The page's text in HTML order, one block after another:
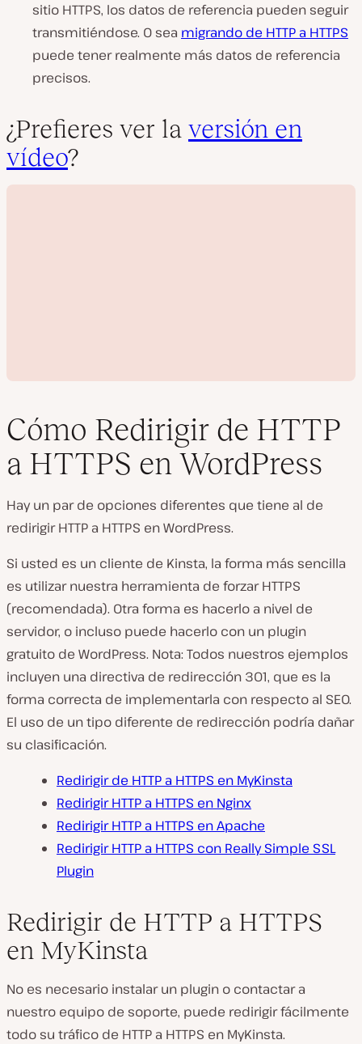
sitio HTTPS, los datos de referencia pueden seguir
transmitiéndose. O sea migrando de HTTP a HTTPS
puede tener realmente más datos de referencia
precisos.
¿Prefieres ver la versión en
vídeo?
p
r
o
u
c
i
r
v
d
o
Cómo Redirigir de HTTP
a HTTPS en WordPress
Hay un par de opciones diferentes que tiene al de
redirigir HTTP a HTTPS en WordPress.
Si usted es un cliente de Kinsta, la forma más sencilla
es utilizar nuestra herramienta de forzar HTTPS
(recomendada). Otra forma es hacerlo a nivel de
servidor, o incluso puede hacerlo con un plugin
gratuito de WordPress. Nota: Todos nuestros ejemplos
incluyen una directiva de redirección 301, que es la
forma correcta de implementarla con respecto al SEO.
El uso de un tipo diferente de redirección podría dañar
su clasificación.
Redirigir de HTTP a HTTPS en MyKinsta
Redirigir HTTP a HTTPS en Nginx
Redirigir HTTP a HTTPS en Apache
Redirigir HTTP a HTTPS con Really Simple SSL
Plugin
Redirigir de HTTP a HTTPS
en MyKinsta
No es necesario instalar un plugin o contactar a
nuestro equipo de soporte, puede redirigir fácilmente
todo su tráfico de HTTP a HTTPS en MyKinsta.